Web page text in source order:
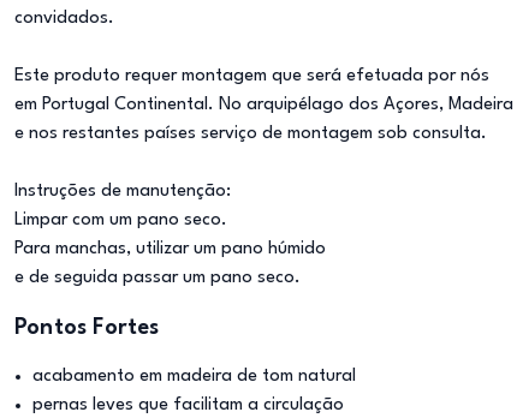
convidados.
Este produto requer montagem que será efetuada por nós
em Portugal Continental. No arquipélago dos Açores, Madeira
e nos restantes países serviço de montagem sob consulta.
Instruções de manutenção:
Limpar com um pano seco.
Para manchas, utilizar um pano húmido
e de seguida passar um pano seco.
Pontos Fortes
acabamento em madeira de tom natural
pernas leves que facilitam a circulação